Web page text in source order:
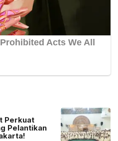
Perkuat
Pelantikan